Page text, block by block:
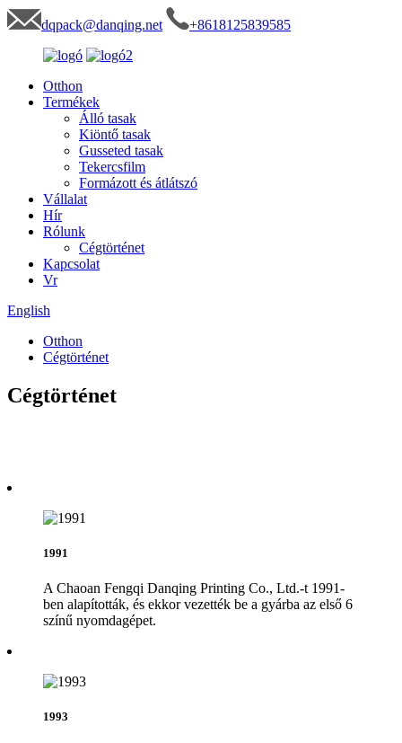
dqpack@danqing.net +8618125839585
Otthon
Termékek
Álló tasak
Kiöntő tasak
Gusseted tasak
Tekercsfilm
Formázott és átlátszó
Vállalat
Hír
Rólunk
Cégtörténet
Kapcsolat
Vr
English
Otthon
Cégtörténet
Cégtörténet
1991
A Chaoan Fengqi Danqing Printing Co., Ltd.-t 1991-
ben alapították, és ekkor vezették be a gyárba az első 6
színű nyomdagépet.
1993